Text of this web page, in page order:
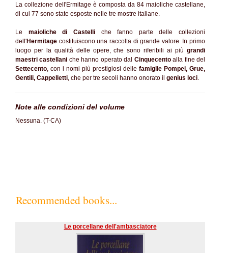
La collezione dell'Ermitage è composta da 84 maioliche castellane,
di cui 77 sono state esposte nelle tre mostre italiane.
Le maioliche di Castelliche fanno parte delle collezioni
dell'Hermitage costituiscono una raccolta di grande valore. In primo
luogo per la qualità delle opere, che sono riferibili ai più grandi
maestri castellani che hanno operato dal Cinquecentoalla fine del
Settecento, con i nomi più prestigiosi delle famiglie Pompei, Grue,
Gentili, Cappelletti, che per tre secoli hanno onorato il genius loci.
Note alle condizioni del volume
Nessuna. (T-CA)
Recommended books...
Le porcellane dell'ambasciatore